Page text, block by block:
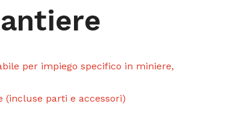
per impiego specifico in miniere,
(incluse parti e accessori)